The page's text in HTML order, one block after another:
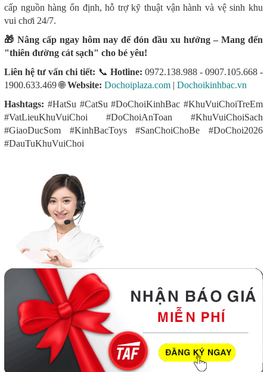
cấp nguồn hàng ổn định, hỗ trợ kỹ thuật vận hành và vệ sinh khu
vui chơi 24/7.
🎁 Nâng cấp ngay hôm nay để đón đầu xu hướng – Mang đến
"thiên đường cát sạch" cho bé yêu!
Liên hệ tư vấn chi tiết: 📞 Hotline: 0972.138.988 - 0907.105.668 -
1900.633.469 🌐Website: Dochoiplaza.com | Dochoikinhbac.vn
Hashtags: #HatSu #CatSu #DoChoiKinhBac #KhuVuiChoiTreEm
#VatLieuKhuVuiChoi #DoChoiAnToan #KhuVuiChoiSach
#GiaoDucSom #KinhBacToys #SanChoiChoBe #DoChoi2026
#DauTuKhuVuiChoi